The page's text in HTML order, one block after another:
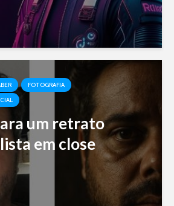
FOTOGRAFIA
um retrato
em close